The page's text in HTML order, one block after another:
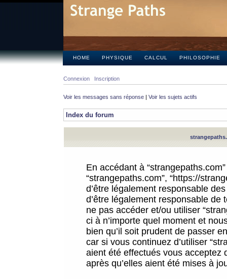
HOME PHYSIQUE CALCUL PHILOSOPHIE
Connexion Inscription
Voir les messages sans réponse | Voir les sujets actifs
Index du forum
En accédant à
“strangepaths.com”, “https://
d’être légalement responsable
d’être légalement responsable
ne pas accéder et/ou utiliser
ci à n’importe quel moment et
bien qu’il soit prudent de passer
car si vous continuez d’utiliser
aient été effectués vous acceptez
après qu’elles aient été mises à